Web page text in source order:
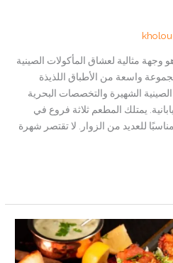
وجهة مثالية لعشاق المأكولات الصينية
واسعة من الأطباق اللذيذة
الشهيرة والتخصصات البحرية
يمتلك المطعم ثلاثة فروع في
للعديد من الزوار. لا تقتصر شهرة